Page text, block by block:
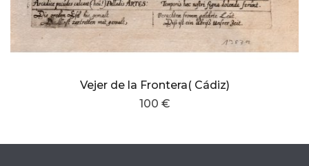
Vejer de la Frontera( Cádiz)
100 €